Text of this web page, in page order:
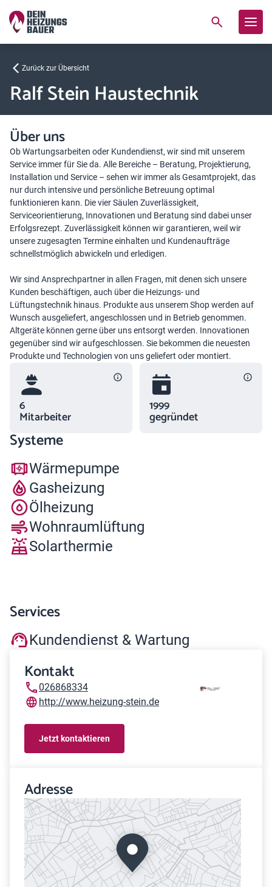
Zurück zur Übersicht
Ralf Stein Haustechnik
Über uns
Ob Wartungsarbeiten oder Kundendienst, wir sind mit unserem
Service immer für Sie da. Alle Bereiche – Beratung, Projektierung,
Installation und Service – sehen wir immer als Gesamtprojekt, das
nur durch intensive und persönliche Betreuung optimal
funktionieren kann. Die vier Säulen Zuverlässigkeit,
Serviceorientierung, Innovationen und Beratung sind dabei unser
Erfolgsrezept. Zuverlässigkeit können wir garantieren, weil wir
unsere zugesagten Termine einhalten und Kundenaufträge
schnellstmöglich abwickeln und erledigen.
Wir sind Ansprechpartner in allen Fragen, mit denen sich unsere
Kunden beschäftigen, auch über die Heizungs- und
Lüftungstechnik hinaus. Produkte aus unserem Shop werden auf
Wunsch ausgeliefert, angeschlossen und in Betrieb genommen.
Altgeräte können gerne über uns entsorgt werden. Innovationen
gegenüber sind wir aufgeschlossen. Sie bekommen die neuesten
Produkte und Technologien von uns geliefert oder montiert.
6
Mitarbeiter
1999
gegründet
Systeme
Wärmepumpe
Gasheizung
Ölheizung
Wohnraumlüftung
Solarthermie
Services
Kundendienst & Wartung
Kontakt
026868334
http://www.heizung-stein.de
Jetzt kontaktieren
Adresse